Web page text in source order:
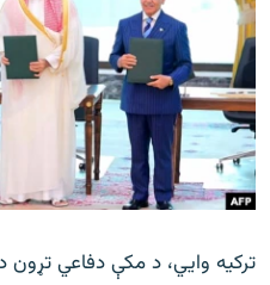
ترکیه وايي، د مکې دفاعي تړون